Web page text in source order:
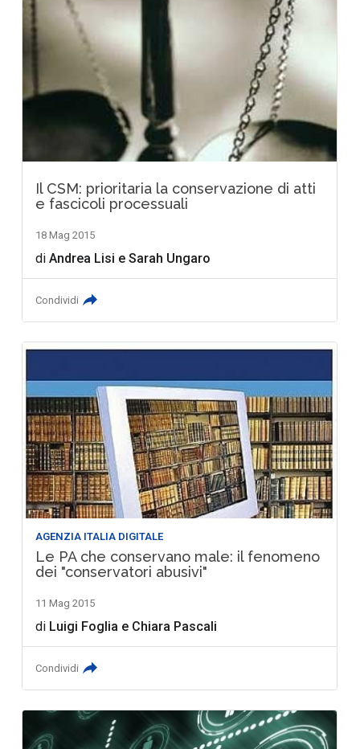
Il CSM: prioritaria la conservazione di atti
e fascicoli processuali
18 Mag 2015
diAndrea Lisi eSarah Ungaro
Condividi
AGENZIA ITALIA DIGITALE
Le PA che conservano male: il fenomeno
dei "conservatori abusivi"
11 Mag 2015
di Luigi Foglia e Chiara Pascali
Condividi